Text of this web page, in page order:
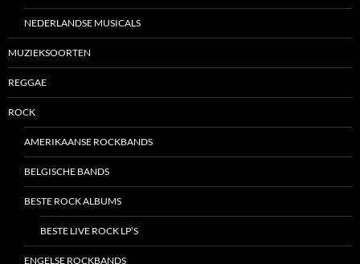
NEDERLANDSE MUSICALS
MUZIEKSOORTEN
REGGAE
ROCK
AMERIKAANSE ROCKBANDS
BELGISCHE BANDS
BESTE ROCK ALBUMS
BESTE LIVE ROCK LP’S
ENGELSE ROCKBANDS